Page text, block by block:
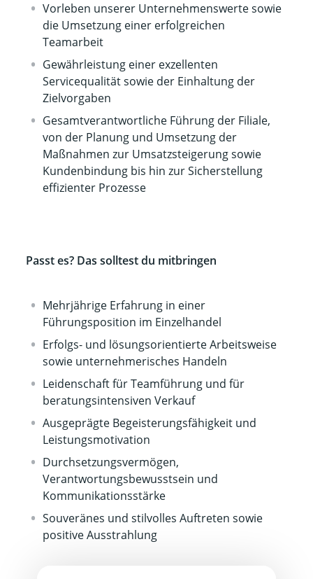
Vorleben unserer Unternehmenswerte sowie
die Umsetzung einer erfolgreichen
Teamarbeit
Gewährleistung einer exzellenten
Servicequalität sowie der Einhaltung der
Zielvorgaben
Gesamtverantwortliche Führung der Filiale,
von der Planung und Umsetzung der
Maßnahmen zur Umsatzsteigerung sowie
Kundenbindung bis hin zur Sicherstellung
effizienter Prozesse
Passt es? Das solltest du mitbringen
Mehrjährige Erfahrung in einer
Führungsposition im Einzelhandel
Erfolgs- und lösungsorientierte Arbeitsweise
sowie unternehmerisches Handeln
Leidenschaft für Teamführung und für
beratungsintensiven Verkauf
Ausgeprägte Begeisterungsfähigkeit und
Leistungsmotivation
Durchsetzungsvermögen,
Verantwortungsbewusstsein und
Kommunikationsstärke
Souveränes und stilvolles Auftreten sowie
positive Ausstrahlung